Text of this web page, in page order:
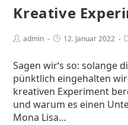
Kreative
admin 12. Januar 2022
Sagen wir‘s so: solange
pünktlich eingehalten
kreativen Experiment
und warum es einen
Mona Lisa…